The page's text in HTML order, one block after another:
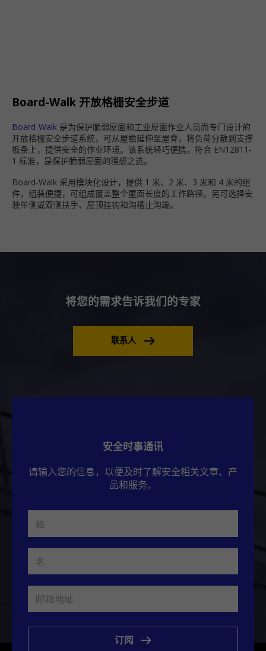
Board-Walk 开放格栅安全步道
Board-Walk 是为保护脆弱屋面和工业屋面作业人员而专门设计的
开放格栅安全步道系统，可从屋檐延伸至屋脊，将负荷分散到支撑
板条上，提供安全的作业环境。该系统轻巧便携，符合 EN12811-
1 标准，是保护脆弱屋面的理想之选。
Board-Walk 采用模块化设计，提供 1 米、2 米、3 米和 4 米的组
件，组装便捷，可组成覆盖整个屋面长度的工作路径。另可选择安
装单侧或双侧扶手、屋顶挂钩和沟槽止沟端。
将您的需求告诉我们的专家
联系人
安全时事通讯
请输入您的信息，以便及时了解安全相关文章、产
品和服务。
订阅